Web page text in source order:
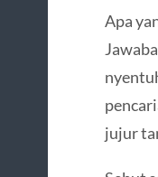
Apa
jujur